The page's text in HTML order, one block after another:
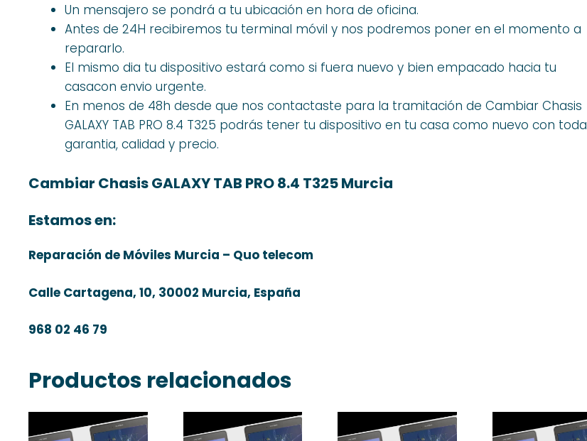
Un mensajero se pondrá a tu ubicación en hora de oficina.
Antes de 24H recibiremos tu terminal móvil y nos podremos poner en el momento a
repararlo.
El mismo dia tu dispositivo estará como si fuera nuevo y bien empacado hacia tu
casacon envio urgente.
En menos de 48h desde que nos contactaste para la tramitación de Cambiar Chasis
GALAXY TAB PRO 8.4 T325 podrás tener tu dispositivo en tu casa como nuevo con toda
garantia, calidad y precio.
Cambiar Chasis GALAXY TAB PRO 8.4 T325 Murcia
Estamos en:
Reparación de Móviles Murcia – Quo telecom
Calle Cartagena, 10, 30002 Murcia, España
968 02 46 79
Productos relacionados